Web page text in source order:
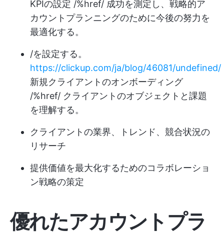
KPIの設定 /%href/ 成功を測定し、戦略的ア
カウントプランニングのために今後の努力を
最適化する。
/を設定する。
https://clickup.com/ja/blog/46081/undefined/
新規クライアントのオンボーディング
/%href/ クライアントのオブジェクトと課題
を理解する。
クライアントの業界、トレンド、競合状況の
リサーチ
提供価値を最大化するためのコラボレーショ
ン戦略の策定
優れたアカウントプラ